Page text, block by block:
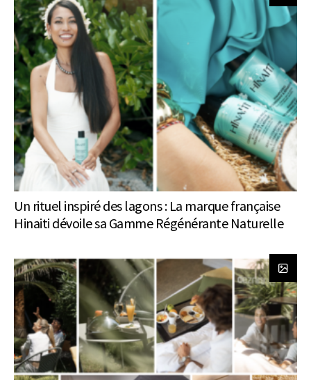
Un rituel inspiré des lagons : La marque française
Hinaiti dévoile sa Gamme Régénérante Naturelle